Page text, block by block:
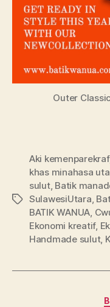
Outer
Tags
Aki kemenparekraf
khas minahasa
sulut, Batik
SulawesiUtara,
BATIK WANUA,
Ekonomi kreatif,
Handmade sulut,